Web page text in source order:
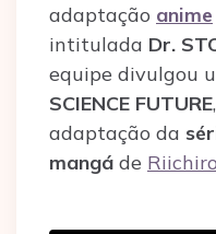
adaptação anime
intitulada Dr.
equipe divulgou
SCIENCE FUTURE
adaptação da
mangá de